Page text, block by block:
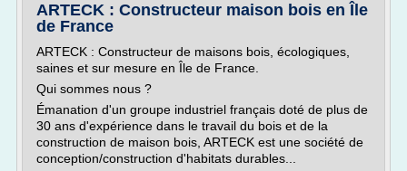
ARTECK : Constructeur maison bois en Île
de France
ARTECK : Constructeur de maisons bois, écologiques,
saines et sur mesure en Île de France.
Qui sommes nous ?
Émanation d'un groupe industriel français doté de plus de
30 ans d'expérience dans le travail du bois et de la
construction de maison bois, ARTECK est une société de
conception/construction d'habitats durables...